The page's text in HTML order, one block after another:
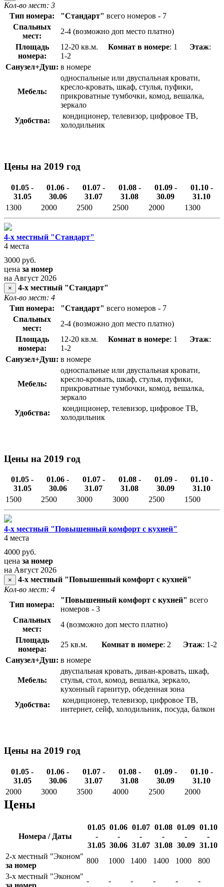
Кол-во мест: 3
Тип номера:
"Стандарт" всего номеров - 7
Спальных
мест:
2-4 (возможно доп место платно)
Площадь
номера:
12-20 кв.м. Комнат в номере: 1 Этаж:
1-2
Санузел+Душ: в номере
Мебель:
односпальные или двуспальная кровати,
кресло-кровать, шкаф, стулья, пуфики,
прикроватные тумбочки, комод, вешалка,
зеркало
Удобства:
кондиционер, телевизор, цифровое ТВ,
холодильник
Цены на 2019 год
01.05 -
31.05
01.06 -
30.06
01.07 -
31.07
01.08 -
31.08
01.09 -
30.09
01.10 -
31.10
1300
2000 2500 2500 2000 1300
4-х местный "Стандарт"
4 места
3000 руб.
цена за номер
на Август 2026
×
4-х местный "Стандарт"
Кол-во мест: 4
Тип номера:
"Стандарт" всего номеров - 7
Спальных
мест:
2-4 (возможно доп место платно)
Площадь
номера:
12-20 кв.м. Комнат в номере: 1 Этаж:
1-2
Санузел+Душ: в номере
Мебель:
односпальные или двуспальная кровати,
кресло-кровать, шкаф, стулья, пуфики,
прикроватные тумбочки, комод, вешалка,
зеркало
Удобства:
кондиционер, телевизор, цифровое ТВ,
холодильник
Цены на 2019 год
01.05 -
31.05
01.06 -
30.06
01.07 -
31.07
01.08 -
31.08
01.09 -
30.09
01.10 -
31.10
1500
2500 3000 3000 2500 1500
4-х местный "Повышенный комфорт с кухней"
4 места
4000 руб.
цена за номер
на Август 2026
×
4-х местный "Повышенный комфорт с кухней"
Кол-во мест: 4
Тип номера:
"Повышенный комфорт с кухней" всего
номеров - 3
Спальных
мест:
4 (возможно доп место платно)
Площадь
номера:
25 кв.м. Комнат в номере: 2 Этаж: 1-2
Санузел+Душ: в номере
Мебель:
двуспальная кровать, диван-кровать, шкаф,
стулья, стол, комод, вешалка, зеркало,
кухонный гарнитур, обеденная зона
Удобства:
кондиционер, телевизор, цифровое ТВ,
интернет, сейф, холодильник, посуда, балкон
Цены на 2019 год
01.05 -
31.05
01.06 -
30.06
01.07 -
31.07
01.08 -
31.08
01.09 -
30.09
01.10 -
31.10
2000
3000 3500 4000 2500 2000
Цены
Номера / Даты
01.05
-
31.05
01.06
-
30.06
01.07
-
31.07
01.08
-
31.08
01.09
-
30.09
01.10
-
31.10
2-х местный "Эконом"
за номер
800 1000 1400 1400 1000
800
3-х местный "Эконом"
за номер
- - - - - -